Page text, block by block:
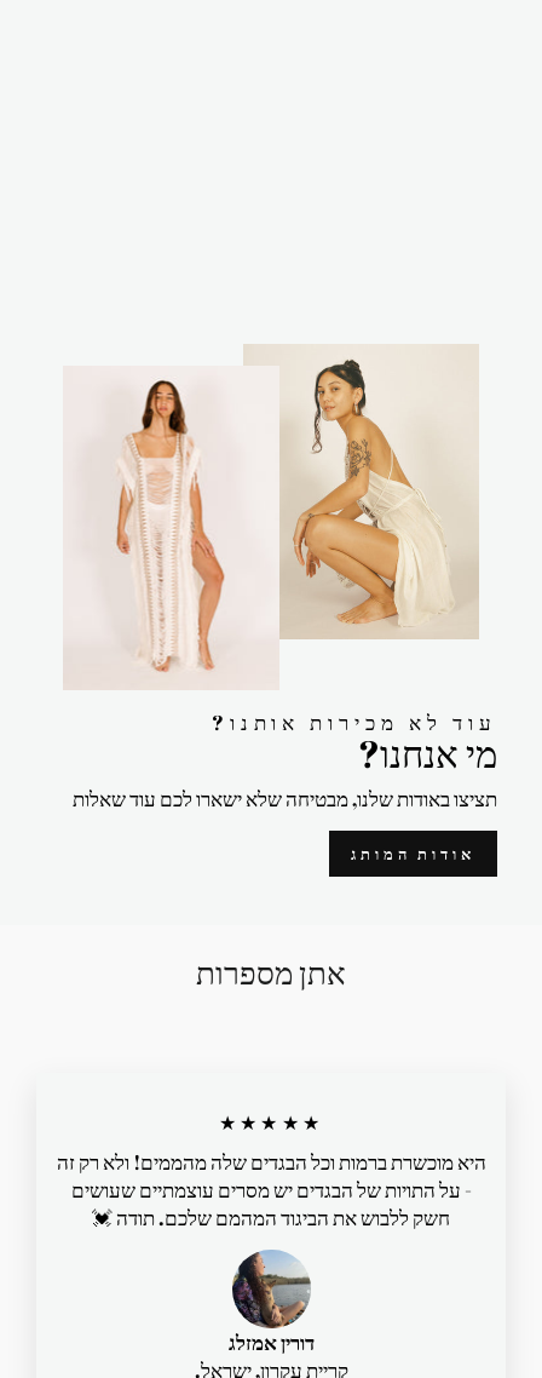
?עוד לא מכירות אותנו
?מי אנחנו
תציצו באודות שלנו, מבטיחה שלא ישארו לכם עוד שאלות
אודות המותג
אתן מספרות
★★★★★
היא מוכשרת ברמות וכל הבגדים שלה מהממים! ולא רק זה
- על התויות של הבגדים יש מסרים עוצמתיים שעושים
חשק ללבוש את הביגוד המהמם שלכם. תודה 💓
דורין אמזלג
קריית עקרון, ישראל.